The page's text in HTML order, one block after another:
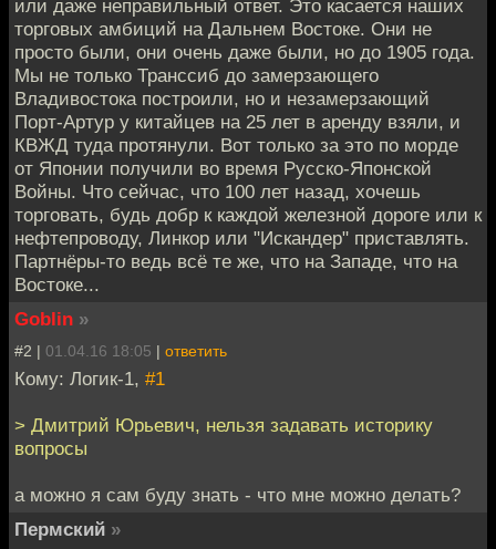
или даже неправильный ответ. Это касается наших
торговых амбиций на Дальнем Востоке. Они не
просто были, они очень даже были, но до 1905 года.
Мы не только Транссиб до замерзающего
Владивостока построили, но и незамерзающий
Порт-Артур у китайцев на 25 лет в аренду взяли, и
КВЖД туда протянули. Вот только за это по морде
от Японии получили во время Русско-Японской
Войны. Что сейчас, что 100 лет назад, хочешь
торговать, будь добр к каждой железной дороге или к
нефтепроводу, Линкор или "Искандер" приставлять.
Партнёры-то ведь всё те же, что на Западе, что на
Востоке...
Goblin »
#2 | 01.04.16 18:05 | ответить
Кому: Логик-1, #1
> Дмитрий Юрьевич, нельзя задавать историку
вопросы
а можно я сам буду знать - что мне можно делать?
Пермский »